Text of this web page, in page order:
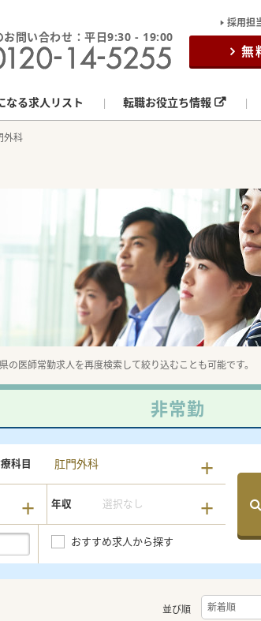
お問い合わせ：平日9:30 - 19:00
採用担
無
なる求人リスト 転職お役立ち情報
外科
医師常勤求人を再度検索して絞り込むことも可能です。
非常勤
科目 肛門外科
年収 選択なし
おすすめ求人から探す
並び順